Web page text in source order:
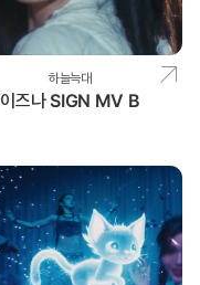
하늘늑대
이즈나 SIGN MV B